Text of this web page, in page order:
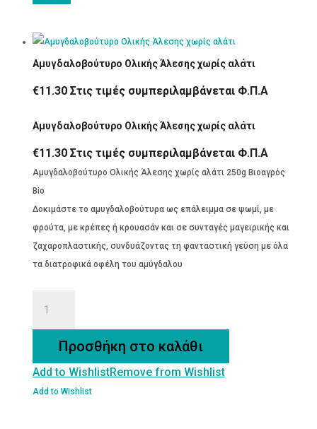
Αμυγδαλοβούτυρο Ολικής Άλεσης χωρίς αλάτι
€11.30 Στις τιμές συμπεριλαμβάνεται Φ.Π.Α
Αμυγδαλοβούτυρο Ολικής Άλεσης χωρίς αλάτι
€11.30 Στις τιμές συμπεριλαμβάνεται Φ.Π.Α
Αμυγδαλοβούτυρο Ολικής Άλεσης χωρίς αλάτι 250g Βιοαγρός
Bio
Δοκιμάστε το αμυγδαλοβούτυρα ως επάλειμμα σε ψωμί, με
φρούτα, με κρέπες ή κρουασάν και σε συνταγές μαγειρικής και
ζαχαροπλαστικής, συνδυάζοντας τη φανταστική γεύση με όλα
τα διατροφικά οφέλη του αμύγδαλου
αλάτι
ποσότητα
Προσθήκη στο καλάθι
Add to WishlistRemove from Wishlist
Add to Wishlist